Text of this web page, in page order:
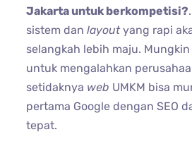
Jakarta untuk berkompetisi?.
sistem danlayoutyang rapi
selangkah lebih maju.
untuk mengalahkan
setidaknya web UMKM bisa
pertama Google dengan SEO
tepat.